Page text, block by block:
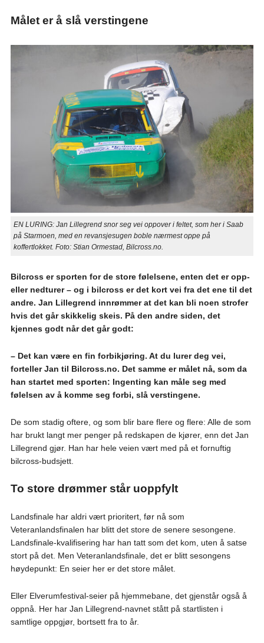
Målet er å slå verstingene
EN LURING: Jan Lillegrend snor seg vei oppover i feltet, som her i Saab
på Starmoen, med en revansjesugen boble nærmest oppe på
koffertlokket. Foto: Stian Ormestad, Bilcross.no.
Bilcross er sporten for de store følelsene, enten det er opp-
eller nedturer – og i bilcross er det kort vei fra det ene til det
andre. Jan Lillegrend innrømmer at det kan bli noen strofer
hvis det går skikkelig skeis. På den andre siden, det
kjennes godt når det går godt:
– Det kan være en fin forbikjøring. At du lurer deg vei,
forteller Jan til Bilcross.no. Det samme er målet nå, som da
han startet med sporten: Ingenting kan måle seg med
følelsen av å komme seg forbi, slå verstingene.
De som stadig oftere, og som blir bare flere og flere: Alle de som
har brukt langt mer penger på redskapen de kjører, enn det Jan
Lillegrend gjør. Han har hele veien vært med på et fornuftig
bilcross-budsjett.
To store drømmer står uoppfylt
Landsfinale har aldri vært prioritert, før nå som
Veteranlandsfinalen har blitt det store de senere sesongene.
Landsfinale-kvalifisering har han tatt som det kom, uten å satse
stort på det. Men Veteranlandsfinale, det er blitt sesongens
høydepunkt: En seier her er det store målet.
Eller Elverumfestival-seier på hjemmebane, det gjenstår også å
oppnå. Her har Jan Lillegrend-navnet stått på startlisten i
samtlige oppgjør, bortsett fra to år.